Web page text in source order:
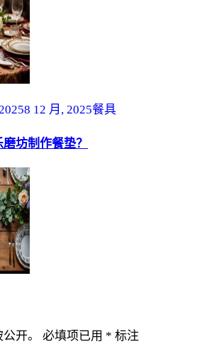
8 12 月, 2025餐具
坊制作餐垫？
开。 必填项已用 * 标注